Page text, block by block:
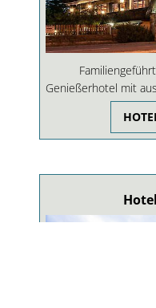
Genießerhotel mit